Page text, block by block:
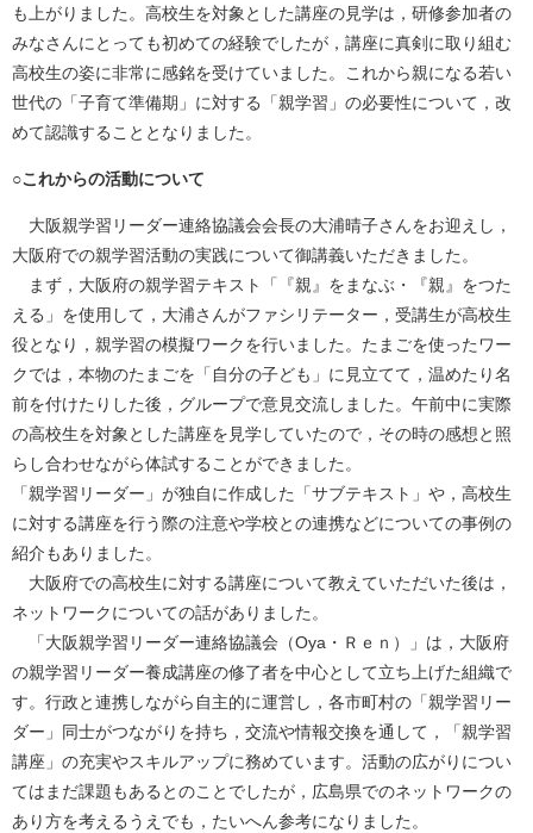
も上がりました。高校生を対象とした講座の見学は，研修参加者の
みなさんにとっても初めての経験でしたが，講座に真剣に取り組む
高校生の姿に非常に感銘を受けていました。これから親になる若い
世代の「子育て準備期」に対する「親学習」の必要性について，改
めて認識することとなりました。
○これからの活動について
大阪親学習リーダー連絡協議会会長の大浦晴子さんをお迎えし，
大阪府での親学習活動の実践について御講義いただきました。
まず，大阪府の親学習テキスト「『親』をまなぶ・『親』をつた
える」を使用して，大浦さんがファシリテーター，受講生が高校生
役となり，親学習の模擬ワークを行いました。たまごを使ったワー
クでは，本物のたまごを「自分の子ども」に見立てて，温めたり名
前を付けたりした後，グループで意見交流しました。午前中に実際
の高校生を対象とした講座を見学していたので，その時の感想と照
らし合わせながら体試することができました。
「親学習リーダー」が独自に作成した「サブテキスト」や，高校生
に対する講座を行う際の注意や学校との連携などについての事例の
紹介もありました。
大阪府での高校生に対する講座について教えていただいた後は，
ネットワークについての話がありました。
「大阪親学習リーダー連絡協議会（Oya・Ｒｅｎ）」は，大阪府
の親学習リーダー養成講座の修了者を中心として立ち上げた組織で
す。行政と連携しながら自主的に運営し，各市町村の「親学習リー
ダー」同士がつながりを持ち，交流や情報交換を通して，「親学習
講座」の充実やスキルアップに務めています。活動の広がりについ
てはまだ課題もあるとのことでしたが，広島県でのネットワークの
あり方を考えるうえでも，たいへん参考になりました。